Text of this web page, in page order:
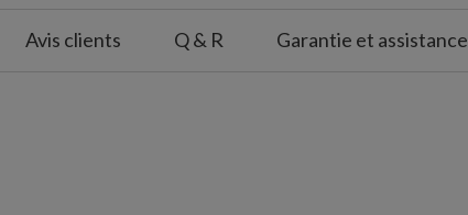
est unique et peut présenter de légères
Avis clients Q & R Garantie et assistance